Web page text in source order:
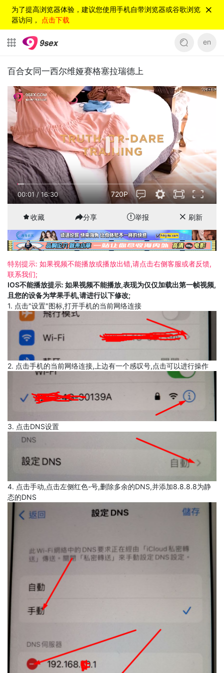
为了提高浏览器体验，建议您使用手机自带浏览器或谷歌浏览
器访问， 点击下载
en
百合女同一西尔维娅赛格塞拉瑞德上
00:01/16:30 720P
收藏 分享 举报 刷新
特别提示: 如果视频不能播放或播放出错,请点击右侧客服或者反馈,
联系我们;
IOS不能播放提示: 如果视频不能播放,表现为仅仅加载出第一帧视频,
且您的设备为苹果手机,请进行以下修改;
1. 点击"设置"图标,打开手机的当前网络连接
2. 点击手机的当前网络连接,上边有一个感叹号,点击可以进行操作
3. 点击DNS设置
4. 点击手动,点击左侧红色-号,删除多余的DNS,并添加8.8.8.8为静
态的DNS